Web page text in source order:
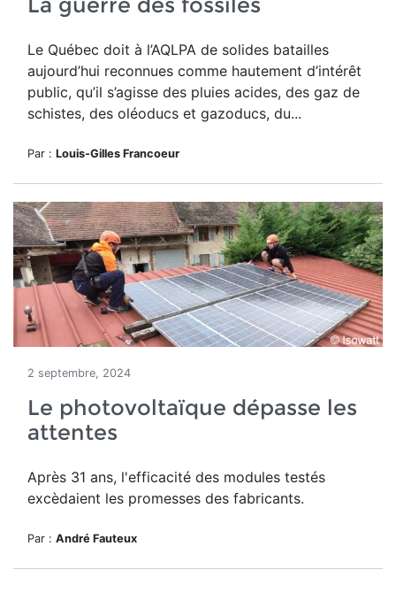
Le Québec doit à l’AQLPA de solides batailles
aujourd’hui reconnues comme hautement d’intérêt
public, qu’il s’agisse des pluies acides, des gaz de
schistes, des oléoducs et gazoducs, du...
Par : Louis-Gilles Francoeur
2 septembre, 2024
Le photovoltaïque dépasse les
attentes
Après 31 ans, l'efficacité des modules testés
excèdaient les promesses des fabricants.
Par : André Fauteux